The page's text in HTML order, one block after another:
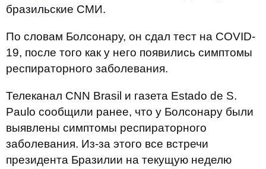
бразильские СМИ.
По словам Болсонару, он сдал тест на COVID-
19, после того как у него появились симптомы
респираторного заболевания.
Телеканал CNN Brasil и газета Estado de S.
Paulo сообщили ранее, что у Болсонару были
выявлены симптомы респираторного
заболевания. Из-за этого все встречи
президента Бразилии на текущую неделю